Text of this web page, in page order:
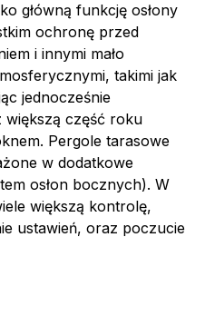
główną funkcję osłony
ochronę przed
i innymi mało
takimi jak
jednocześnie
część roku
Pergole tarasowe
w dodatkowe
osłon bocznych). W
większą kontrolę,
ustawień, oraz poczucie